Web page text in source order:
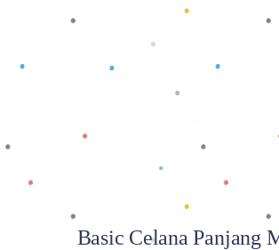
Baca selengkapnya
Basic Celana Panjang